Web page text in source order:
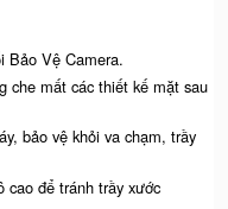
Bảo Vệ Camera.
che mất các thiết kế mặt sau
bảo vệ khỏi va chạm, trầy
cao để tránh trầy xước